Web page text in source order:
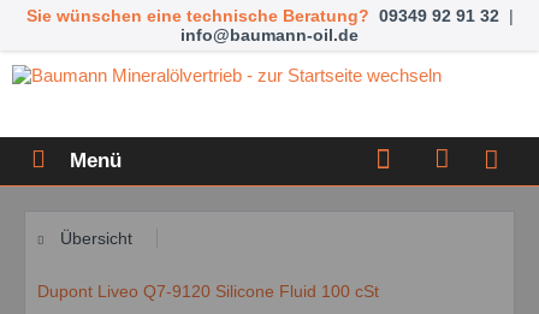
Sie wünschen eine technische Beratung? 09349 92 91 32 |
info@baumann-oil.de
Menü
Übersicht
Dupont Liveo Q7-9120 Silicone Fluid 100 cSt